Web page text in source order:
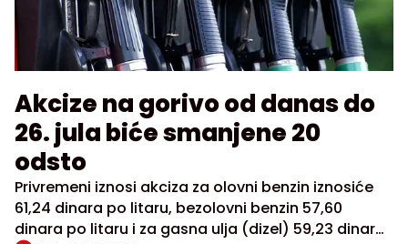
Akcize na gorivo od danas do
26. jula biće smanjene 20
odsto
Privremeni iznosi akciza za olovni benzin iznosiće
61,24 dinara po litaru, bezolovni benzin 57,60
dinara po litaru i za gasna ulja (dizel) 59,23 dinara